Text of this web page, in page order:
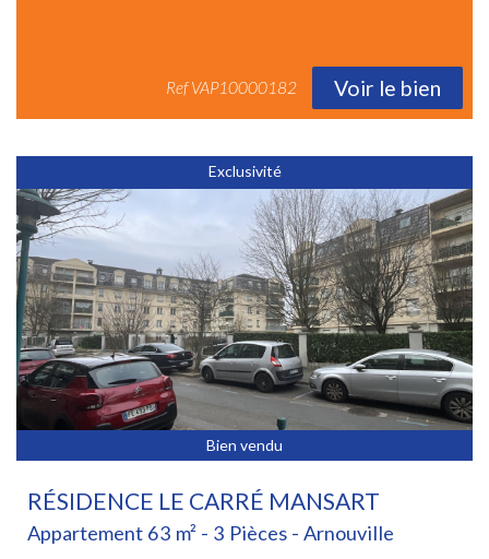
RefVAP10000182 Voir le bien
Bien vendu
Exclusivité
RÉSIDENCE LE CARRÉ MANSART
Appartement 63 m² - 3 Pièces - Arnouville